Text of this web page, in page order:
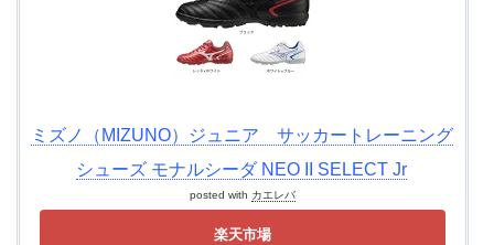
ミズノ（MIZUNO）ジュニア サッカートレーニング
シューズ モナルシーダ NEO II SELECT Jr
posted with カエレバ
楽天市場